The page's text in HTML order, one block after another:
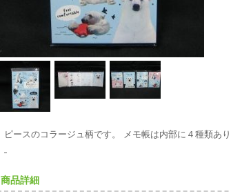
ピースのコラージュ柄です。 メモ帳は内部に４種類あり
商品詳細